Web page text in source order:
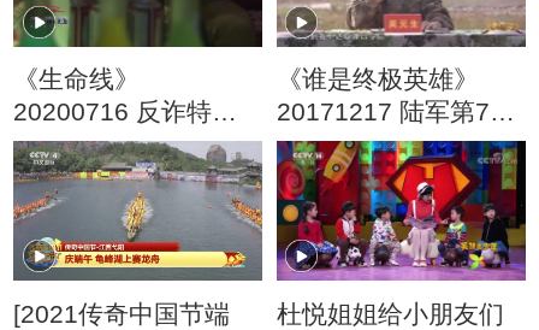
《生命线》
20200716 反诈特别
节目 第二集
《谁是终极英雄》
20171217 陆军第77
集团军某合成旅 战神
争霸（下集）
[2021传奇中国节端
杜悦姐姐给小朋友们